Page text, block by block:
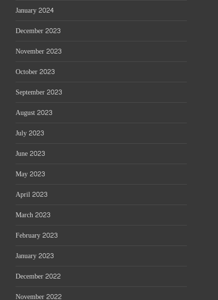
January 2024
December 2023
November 2023
October 2023
September 2023
August 2023
July 2023
June 2023
May 2023
April 2023
March 2023
February 2023
January 2023
December 2022
November 2022